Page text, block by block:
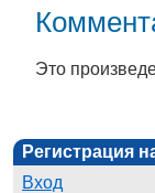
Это
Регистрация
Вход